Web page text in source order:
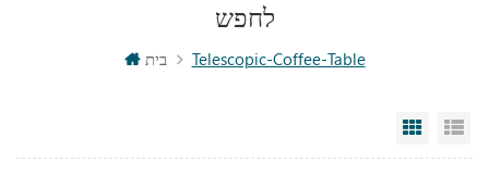
לחפש
בית Telescopic-Coffee-Table
Grid